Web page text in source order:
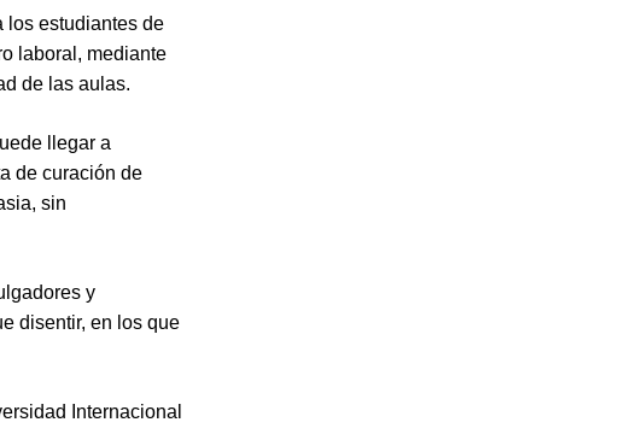
los estudiantes de
laboral, mediante
de las aulas.
llegar a
de curación de
sin
y
disentir, en los que
Internacional